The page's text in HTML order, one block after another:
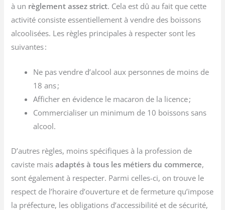
à un règlement assez strict. Cela est dû au fait que cette
activité consiste essentiellement à vendre des boissons
alcoolisées. Les règles principales à respecter sont les
suivantes :
Ne pas vendre d’alcool aux personnes de moins de
18 ans ;
Afficher en évidence le macaron de la licence ;
Commercialiser un minimum de 10 boissons sans
alcool.
D’autres règles, moins spécifiques à la profession de
caviste maisadaptés à tous les métiers du commerce,
sont également à respecter. Parmi celles-ci, on trouve le
respect de l’horaire d’ouverture et de fermeture qu’impose
la préfecture, les obligations d’accessibilité et de sécurité,